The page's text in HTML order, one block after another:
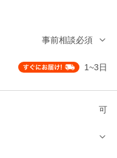
事前相談必須
1~3日
可